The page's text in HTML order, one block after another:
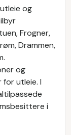
og
Frogner,
Drammen,
og
for utleie. I
i